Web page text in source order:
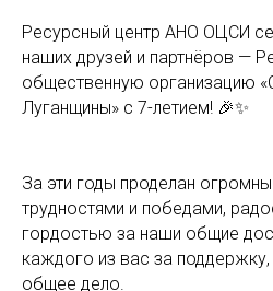
Ресурсный центр АНО ОЦСИ
наших друзей и партнёров —
общественную организацию
Луганщины» с 7-летием! 🎉✨
За эти годы проделан
трудностями и победами,
гордостью за наши общие
каждого из вас за
общее дело.